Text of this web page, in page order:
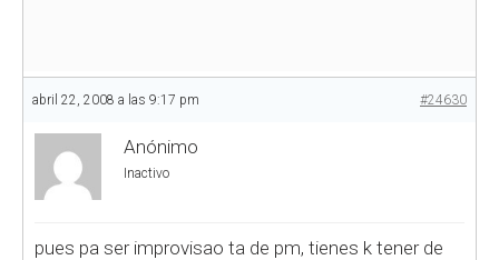
abril 22, 2008 a las 9:17 pm #24630
Anónimo
Inactivo
pues pa ser improvisao ta de pm, tienes k tener de